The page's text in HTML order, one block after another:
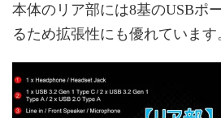
本体のリア部には8基のUSBポ
るため拡張性にも優れています